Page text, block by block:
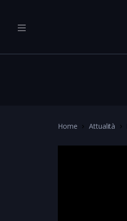
Home Attualità